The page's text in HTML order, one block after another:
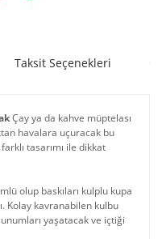
Taksit Seçenekleri
Çay ya da kahve müptelası
havalara uçuracak bu
tasarımı ile dikkat
olup baskıları kulplu kupa
Kolay kavranabilen kulbu
yaşatacak ve içtiği